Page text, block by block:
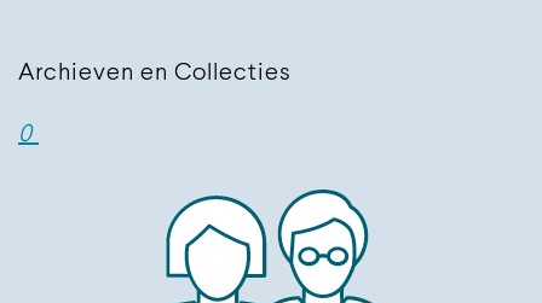
Archieven en Collecties
0